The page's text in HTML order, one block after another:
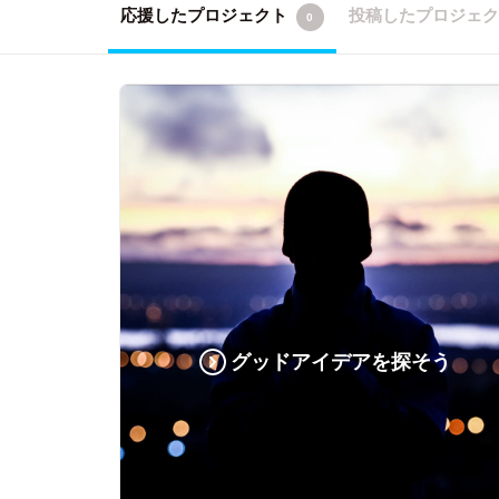
応援したプロジェクト 0 投稿したプロジェ
グッドアイデアを探そう